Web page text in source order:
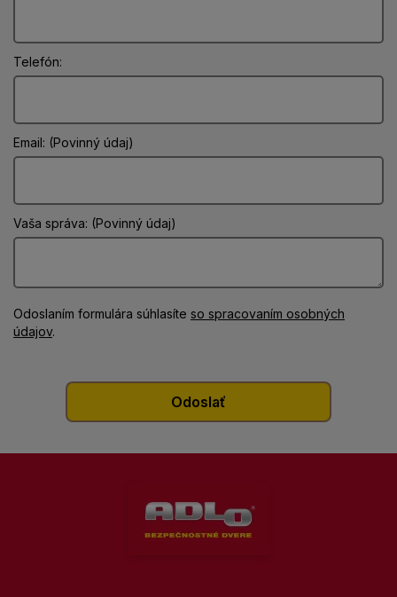
Telefón:
Email: (Povinný údaj)
Vaša správa: (Povinný údaj)
Odoslaním formulára súhlasíte so spracovaním osobných
údajov.